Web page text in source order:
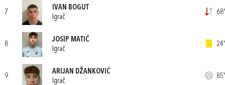
7
IVAN BOGUT
Igrač
68'
8
JOSIP MATIĆ
Igrač
24'
9
ARIJAN DŽANKOVIĆ
Igrač
85'